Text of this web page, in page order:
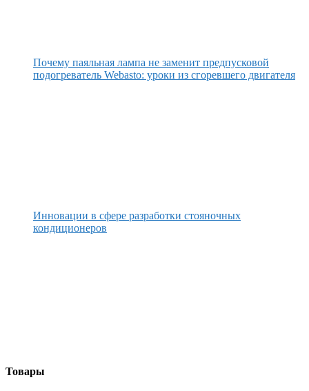
Почему паяльная лампа не заменит предпусковой
подогреватель Webasto: уроки из сгоревшего двигателя
Инновации в сфере разработки стояночных
кондиционеров
Товары